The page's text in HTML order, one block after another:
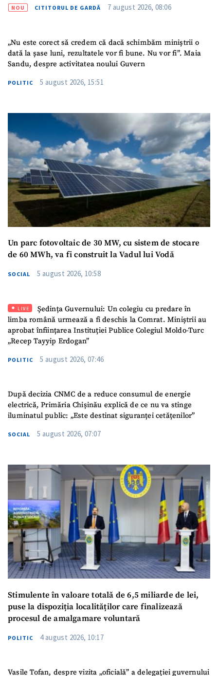
NOU CITITORUL DE GARDĂ 7 august 2026, 08:06
„Nu este corect să credem că dacă schimbăm miniștrii o
dată la șase luni, rezultatele vor fi bune. Nu vor fi”. Maia
Sandu, despre activitatea noului Guvern
POLITIC 5 august 2026, 15:51
Un parc fotovoltaic de 30 MW, cu sistem de stocare
de 60 MWh, va fi construit la Vadul lui Vodă
SOCIAL 5 august 2026, 10:58
LIVE
Ședința Guvernului: Un colegiu cu predare în
limba română urmează a fi deschis la Comrat. Miniștrii au
aprobat înființarea Instituției Publice Colegiul Moldo-Turc
„Recep Tayyip Erdogan”
POLITIC 5 august 2026, 07:46
După decizia CNMC de a reduce consumul de energie
electrică, Primăria Chișinău explică de ce nu va stinge
iluminatul public: „Este destinat siguranței cetățenilor”
SOCIAL 5 august 2026, 07:07
Stimulente în valoare totală de 6,5 miliarde de lei,
puse la dispoziția localităților care finalizează
procesul de amalgamare voluntară
POLITIC 4 august 2026, 10:17
Vasile Tofan, despre vizita „oficială” a delegației guvernului
Fotografie
+ Încarcă imagine
Mesajul știrei
+ Mesajul știrei
CONTACT SURSĂ
Sursă anonimă
Nume+ Numele meu
Email+ Emailul meu
Telefon
+ Telefon personal
Am citit și sunt de
TRIMITE ȘTIREA